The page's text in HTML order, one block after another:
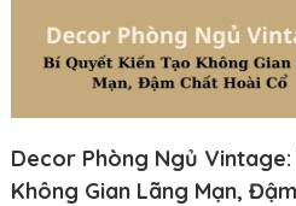
Decor Phòng Ngủ
Không Gian Lãng Mạn,